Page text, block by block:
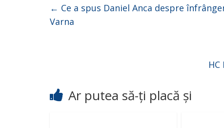
← Ce a spus Daniel Anca despre
Varna
Ar putea să-ți placă și